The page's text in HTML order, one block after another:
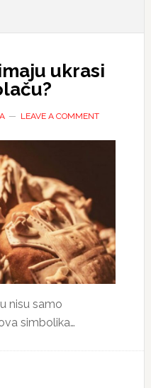
ukrasi
LEAVE A COMMENT
nisu samo
simbolika…